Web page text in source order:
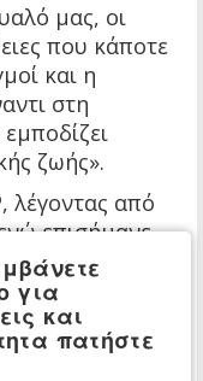
μας, οι
που κάποτε
και η
στη
ζωής».
λέγοντας από
επισήμανε
είναι
το λαό να
μπορέσει να
της
για
και
πατήστε